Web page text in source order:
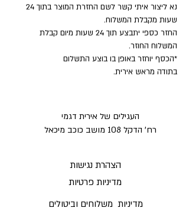
נא ליצור איתי קשר לשם החזרת המוצר בתוך 24
שעות מקבלת המשלוח.
החזר כספי יתבצע תוך 24 שעות מיום קבלת
המשלוח החוזר.
*הכסף יוחזר באופן בו בוצע התשלום
בתודה מראש אירית.
העגילים של אירית דגמי
רח' הדקל 108 מושב כוכב מיכאל
הצהרת נגישות
מדיניות פרטיות
מדיניות משלוחים וביטולים ​